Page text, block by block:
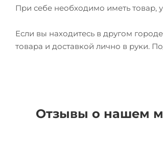
При себе необходимо иметь товар,
Если вы находитесь в другом
товара и доставкой лично в руки.
Отзывы о нашем